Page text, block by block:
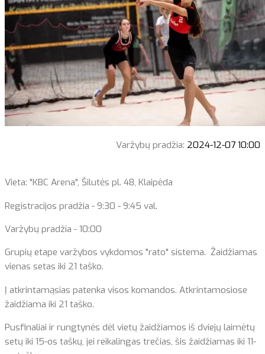
Varžybų pradžia: 2024-12-07 10:00
Vieta: "KBC Arena", Šilutės pl. 48, Klaipėda
Registracijos pradžia - 9:30 - 9:45 val.
Varžybų pradžia - 10:00
Grupių etape varžybos vykdomos "rato" sistema. Žaidžiamas
vienas setas iki 21 taško.
Į atkrintamąsias patenka visos komandos. Atkrintamosiose
žaidžiama iki 21 taško.
Pusfinaliai ir rungtynės dėl vietų žaidžiamos iš dviejų laimėtų
setų iki 15-os taškų, jei reikalingas trečias, šis žaidžiamas iki 11-